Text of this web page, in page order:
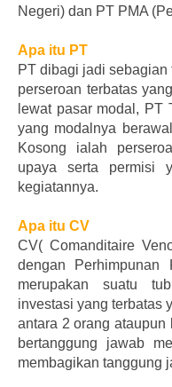
Negeri) dan PT PMA
Apa itu PT
PT dibagi jadi
perseroan terbatas
lewat pasar modal, PT
yang modalnya
Kosong ialah
upaya serta permisi
kegiatannya.
Apa itu CV
CV( Comanditaire
dengan Perhimpunan
merupakan suatu
investasi yang terbatas
antara 2 orang
bertanggung jawab
membagikan tanggung